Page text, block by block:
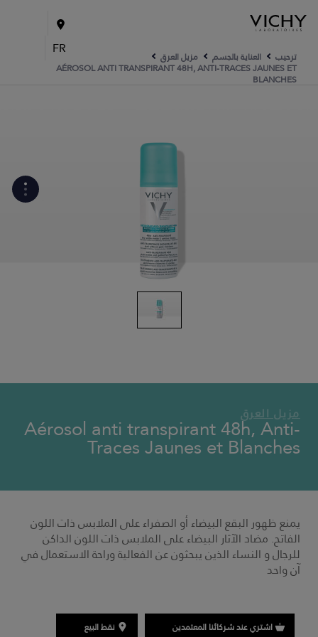
FR ترحيب العناية بالجسم مزيل العرق
AÉROSOL ANTI TRANSPIRANT 48H, ANTI-TRACES JAUNES ET
BLANCHES
مزيل العرق
Aérosol anti transpirant 48h, Anti-
Traces Jaunes et Blanches
يمنع ظهور البقع البيضاء أو الصفراء على الملابس ذات اللون
الفاتح. مضاد الآثار البيضاء على الملابس ذات اللون الداكن
للرجال و النساء الذين يبحثون عن الفعالية وراحة الاستعمال في
آن واحد
اشتري عند شركائنا المعتمدين نقط البيع
WHAT ARE THE ACTIVE
INGREDIENTS OF THE
FORMULA?
كيف يتم تصنيع المنتج؟